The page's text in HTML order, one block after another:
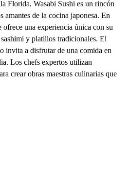
Florida, Wasabi Sushi es un rincón
amantes de la cocina japonesa. En
ofrece una experiencia única con su
y platillos tradicionales. El
invita a disfrutar de una comida en
Los chefs expertos utilizan
crear obras maestras culinarias que